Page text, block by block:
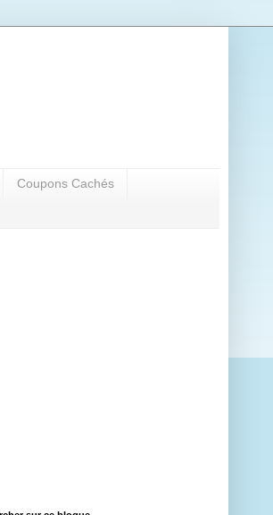
Coupons Cachés